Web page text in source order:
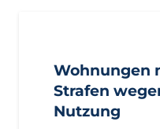
Wohnungen
Strafen
Nutzung